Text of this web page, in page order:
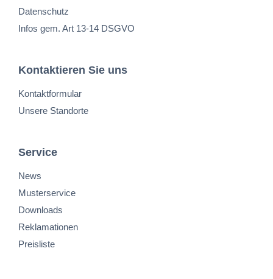
Datenschutz
Infos gem. Art 13-14 DSGVO
Kontaktieren Sie uns
Kontaktformular
Unsere Standorte
Service
News
Musterservice
Downloads
Reklamationen
Preisliste